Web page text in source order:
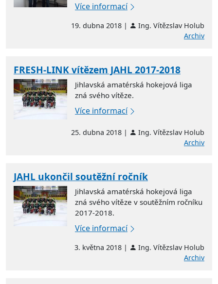
Více informací
19. dubna 2018 |
Ing. Vítězslav Holub
Archiv
FRESH-LINK vítězem JAHL 2017-2018
Jihlavská amatérská hokejová liga
zná svého vítěze.
Více informací
25. dubna 2018 |
Ing. Vítězslav Holub
Archiv
JAHL ukončil soutěžní ročník
Jihlavská amatérská hokejová liga
zná svého vítěze v soutěžním ročníku
2017-2018.
Více informací
3. května 2018 |
Ing. Vítězslav Holub
Archiv